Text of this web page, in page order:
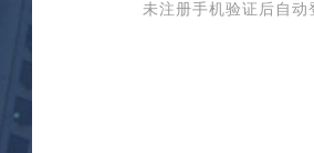
未注册手机验证后自